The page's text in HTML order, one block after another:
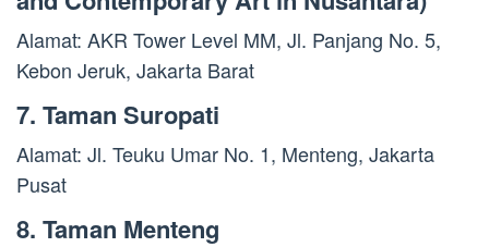
Alamat: AKR Tower Level MM, Jl. Panjang No. 5,
Kebon Jeruk, Jakarta Barat
7. Taman Suropati
Alamat: Jl. Teuku Umar No. 1, Menteng, Jakarta
Pusat
8. Taman Menteng